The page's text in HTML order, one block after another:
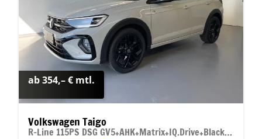
ab 354,– € mtl.
Volkswagen Taigo
R-Line 115PS DSG GV5+AHK+Matrix+IQ.Drive+Black+Keyless+Alu18+Cam+Sitzheiz